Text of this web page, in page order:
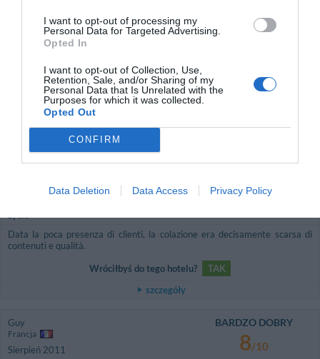
I want to opt-out of processing my
Personal Data for Targeted Advertising.
Opted In
I want to opt-out of Collection, Use,
Retention, Sale, and/or Sharing of my
Personal Data that Is Unrelated with the
Purposes for which it was collected.
Opted Out
CONFIRM
Data Deletion Data Access Privacy Policy
Wielka Brytania
Para o średniej wiekowej powyżej 35 roku
DOBRY
Wróciłbyś do tego hotelu?
szczegóły
Listopad 2011
Data la poca presenza di clienti, la colazione era decisamente scarsa di
contenuti e qualità.
Wróciłbyś do tego hotelu?
TAK
szczegóły
Guy
Francja
Sierpień 2011
BARDZO DOBRY
8/10